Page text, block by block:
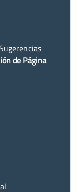
de Página